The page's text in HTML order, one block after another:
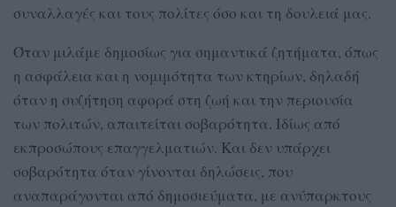
συναλλαγές και τους πολίτες όσο και τη δουλειά μας.
Όταν μιλάμε δημοσίως για σημαντικά ζητήματα, όπως
η ασφάλεια και η νομιμότητα των κτηρίων, δηλαδή
όταν η συζήτηση αφορά στη ζωή και την περιουσία
των πολιτών, απαιτείται σοβαρότητα. Ιδίως από
εκπροσώπους επαγγελματιών. Και δεν υπάρχει
σοβαρότητα όταν γίνονται δηλώσεις, που
αναπαράγονται από δημοσιεύματα, με ανύπαρκτους